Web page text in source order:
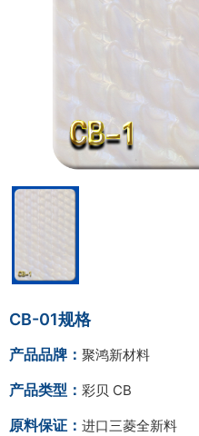
CB-01规格
产品品牌： 聚鸿新材料
产品类型： 彩贝 CB
原料保证： 进口三菱全新料